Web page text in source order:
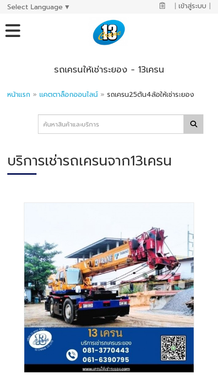
Select Language ▼ | เข้าสู่ระบบ |
รถเครนให้เช่าระยอง - 13เครน
หน้าแรก » แคตตาล็อกออนไลน์ » รถเครน25ตัน4ล้อให้เช่าระยอง
บริการเช่ารถเครนจาก13เครน